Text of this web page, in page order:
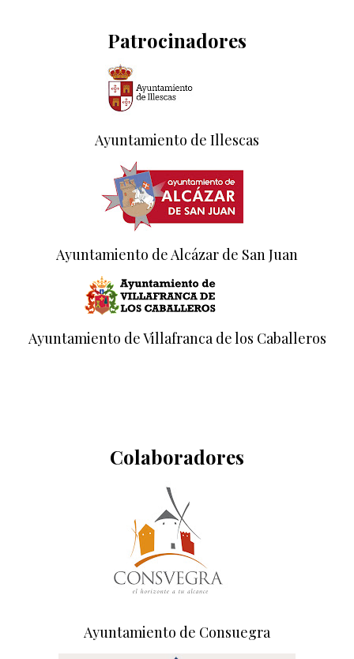
Patrocinadores
Ayuntamiento de Illescas
Ayuntamiento de Alcázar de San Juan
Ayuntamiento de Villafranca de los Caballeros
Colaboradores
Ayuntamiento de Consuegra